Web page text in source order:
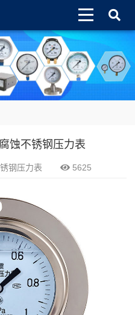
蚀不锈钢压力表
钢压力表 5625